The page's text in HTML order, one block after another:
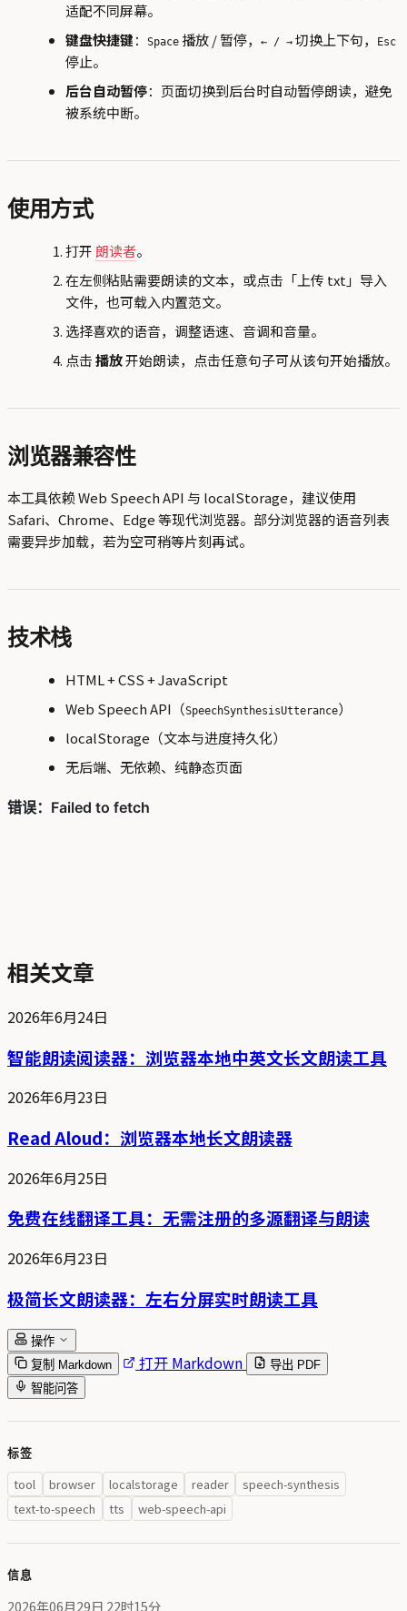
适配不同屏幕。
键盘快捷键： Space 播放 / 暂停， ← / → 切换上下句， Esc
停止。
后台自动暂停：页面切换到后台时自动暂停朗读，避免
被系统中断。
使用方式
打开 朗读者。
在左侧粘贴需要朗读的文本，或点击「上传 txt」导入
文件，也可载入内置范文。
选择喜欢的语音，调整语速、音调和音量。
点击播放开始朗读，点击任意句子可从该句开始播放。
浏览器兼容性
本工具依赖 Web Speech API 与 localStorage，建议使用
Safari、Chrome、Edge 等现代浏览器。部分浏览器的语音列表
需要异步加载，若为空可稍等片刻再试。
技术栈
HTML + CSS + JavaScript
Web Speech API（SpeechSynthesisUtterance）
localStorage（文本与进度持久化）
无后端、无依赖、纯静态页面
相关文章
2026年6月24日
智能朗读阅读器：浏览器本地中英文长文朗读工具
2026年6月23日
Read Aloud：浏览器本地长文朗读器
2026年6月25日
免费在线翻译工具：无需注册的多源翻译与朗读
2026年6月23日
极简长文朗读器：左右分屏实时朗读工具
操作
复制 Markdown
打开 Markdown
导出 PDF
智能问答
标签
tool browser localstorage reader
speech-synthesis
text-to-speech
tts web-speech-api
信息
2026年06月29日 22时15分